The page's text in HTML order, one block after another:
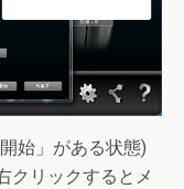
始」がある状態)
クリックするとメ